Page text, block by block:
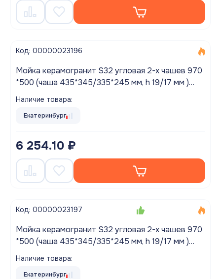
Код: 00000023196
Мойка керамогранит S32 угловая 2-х чашев 970
*500 (чаша 435*345/335*245 мм, h 19/17 мм )
Наличие товара:
Екатеринбург
6 254.10 ₽
Код: 00000023197
Мойка керамогранит S32 угловая 2-х чашев 970
*500 (чаша 435*345/335*245 мм, h 19/17 мм )
Наличие товара:
Екатеринбург